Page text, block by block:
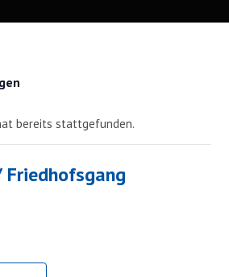
bereits stattgefunden.